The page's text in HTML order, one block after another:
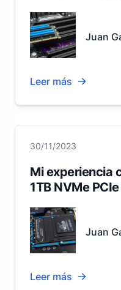
Juan
Leer más
30/11/2023
Mi experiencia
1TB NVMe
Juan
Leer más